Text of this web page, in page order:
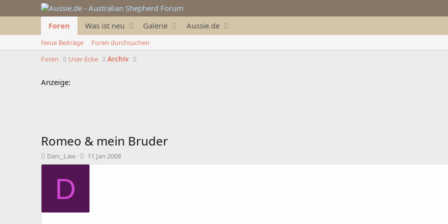
Foren Was ist neu Galerie Aussie.de
Neue Beiträge
Foren durchsuchen
Foren
User-Ecke Archiv
Anzeige:
Romeo & mein Bruder
T
h
Darc_Law
B
e
11 Jan 2008
D